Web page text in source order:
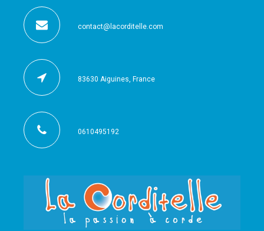
contact@lacorditelle.com
83630 Aiguines, France
0610495192